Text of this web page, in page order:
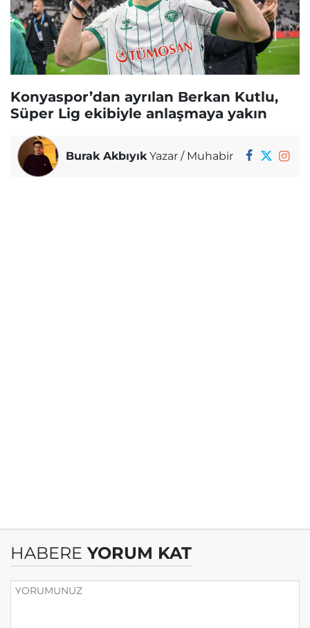
Konyaspor’dan ayrılan Berkan Kutlu,
Süper Lig ekibiyle anlaşmaya yakın
Burak AkbıyıkYazar / Muhabir
HABERE YORUM KAT